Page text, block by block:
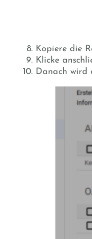
Kopiere die
Klicke
Danach wird